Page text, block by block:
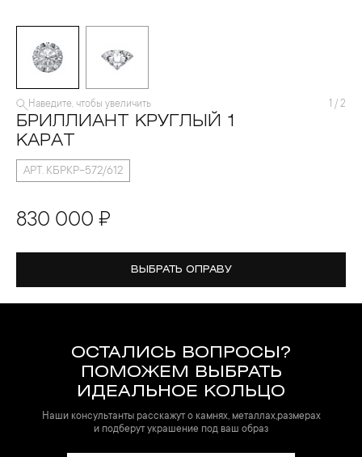
Наведите, чтобы увеличить 1 / 2
БРИЛЛИАНТ КРУГЛЫЙ 1
КАРАТ
АРТ. КБРКР-572/612
830 000 ₽
ВЫБРАТЬ ОПРАВУ
ОСТАЛИСЬ ВОПРОСЫ?
ПОМОЖЕМ ВЫБРАТЬ
ИДЕАЛЬНОЕ КОЛЬЦО
Наши консультанты расскажут о камнях, металлах,размерах
и подберут украшение под ваш образ